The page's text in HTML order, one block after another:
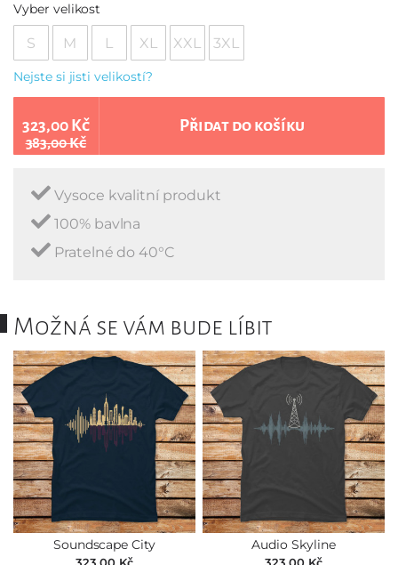
Vyber velikost
S M L XL XXL 3XL
Nejste si jisti velikostí?
323,00 Kč
383,00 Kč
Přidat do košíku
Vysoce kvalitní produkt
100% bavlna
Pratelné do 40°C
Možná se vám bude líbit
Soundscape City Audio Skyline